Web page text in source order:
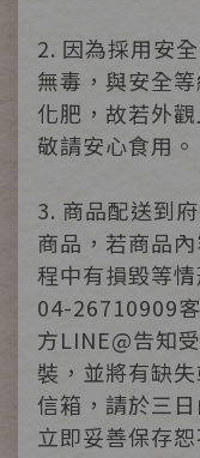
2. 因為採用安
無毒，與安全
化肥，故若外
敬請安心食用。
3. 商品配送到
商品，若商品
程中有損毀等
04-26710909
方LINE@告知
裝，並將有缺
信箱，請於三
立即妥善保存